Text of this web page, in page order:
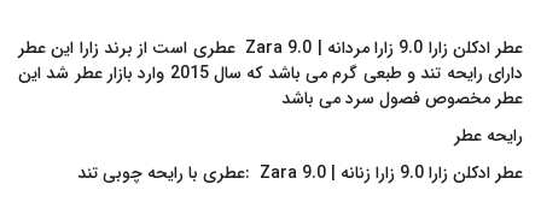
عطر ادکلن زارا 9.0 زارا مردانه | Zara 9.0 عطری است از برند زارا این عطر
دارای رایحه تند و طبعی گرم می باشد که سال 2015 وارد بازار عطر شد این
عطر مخصوص فصول سرد می باشد
رایحه عطر
عطر ادکلن زارا 9.0 زارا زنانه | Zara 9.0 :عطری با رایحه چوبی تند